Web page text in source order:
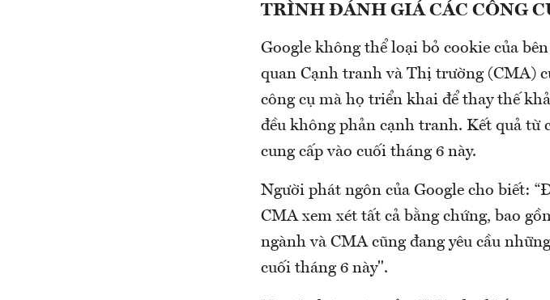
TRÌNH ĐÁNH GIÁ CÁC CÔNG
Google không thể loại bỏ cookie của
quan Cạnh tranh và Thị trường (CMA)
công cụ mà họ triển khai để thay thế
đều không phản cạnh tranh. Kết quả từ
cung cấp vào cuối tháng 6 này.
Người phát ngôn của Google cho biết:
CMA xem xét tất cả bằng chứng, bao
ngành và CMA cũng đang yêu cầu
cuối tháng 6 này".